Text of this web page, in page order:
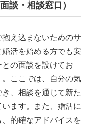
談・相談窓口）
え込まないためのサ
活を始める方でも安
の面談を設けてお
ここでは、自分の気
、相談を通じて新た
ます。また、婚活に
的確なアドバイスを